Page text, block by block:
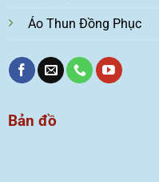
Áo Thun Đồng Phục
Bản đồ